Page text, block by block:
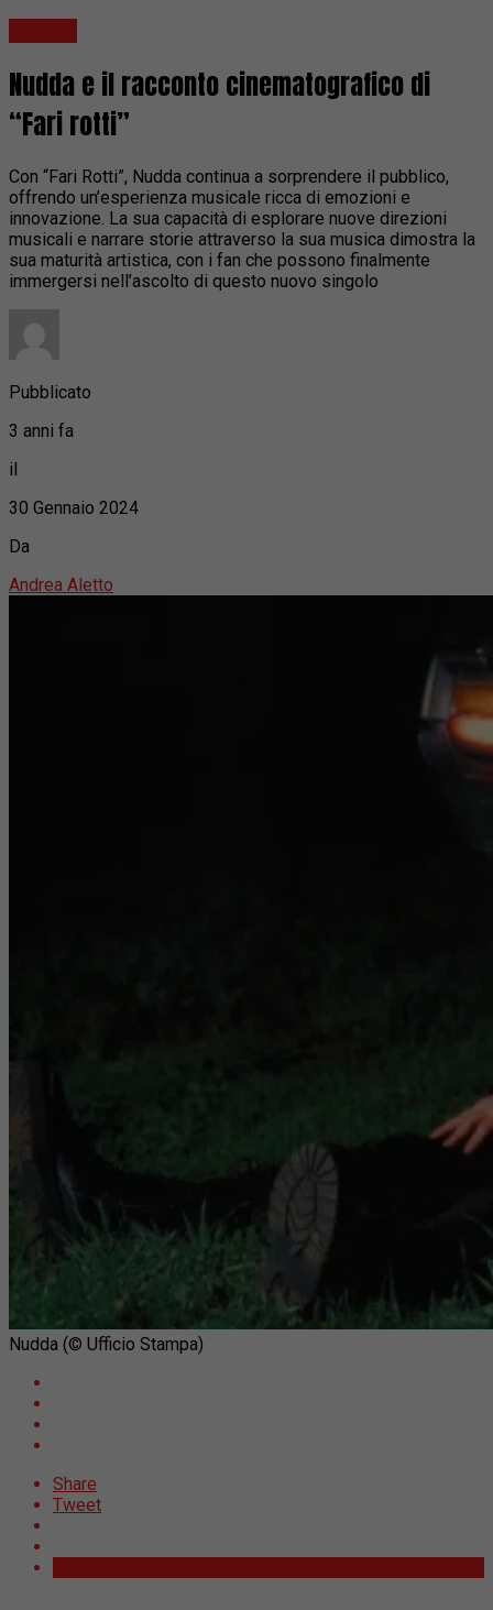
Nudda e il racconto cinematografico di
“Fari rotti”
Con “Fari Rotti”, Nudda continua a sorprendere il pubblico,
offrendo un’esperienza musicale ricca di emozioni e
innovazione. La sua capacità di esplorare nuove direzioni
musicali e narrare storie attraverso la sua musica dimostra la
sua maturità artistica, con i fan che possono finalmente
immergersi nell’ascolto di questo nuovo singolo
Pubblicato
3 anni fa
il
30 Gennaio 2024
Da
Andrea Aletto
Nudda (© Ufficio Stampa)
Share
Tweet